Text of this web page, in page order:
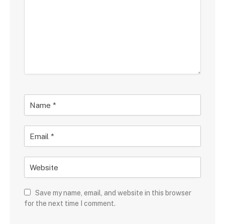
Save my name, email, and website in this browser
for the next time I comment.